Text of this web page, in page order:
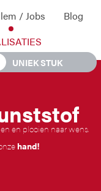
/ Jobs Blog
UNIEK STUK
en plooien naar wens.
hand!